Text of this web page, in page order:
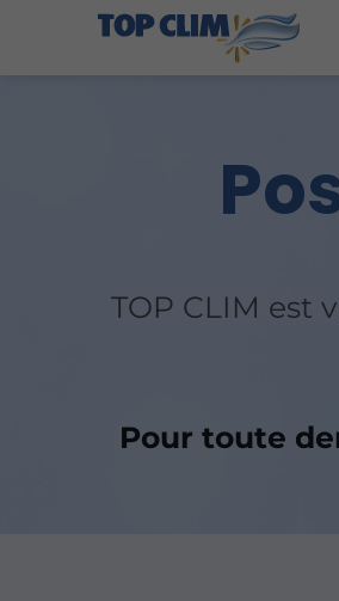
TOP CLIM est
Pour toute